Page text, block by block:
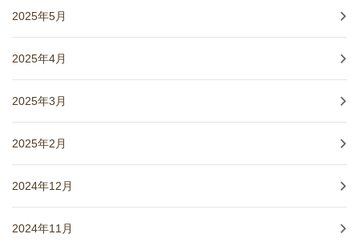
2025年5月
2025年4月
2025年3月
2025年2月
2024年12月
2024年11月